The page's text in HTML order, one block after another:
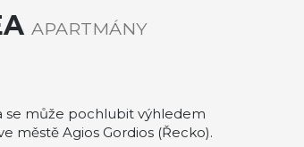
APARTMÁNY
se může pochlubit výhledem
městě Agios Gordios (Řecko).